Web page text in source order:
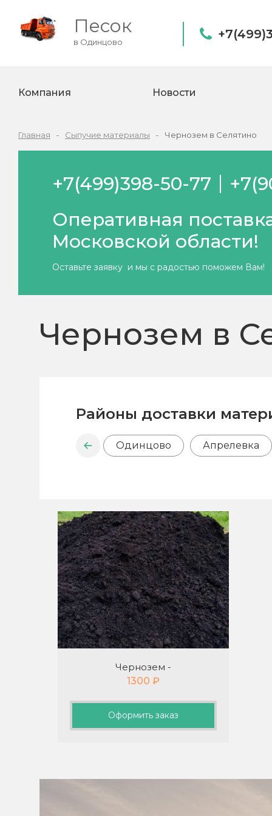
Песок
в Одинцово
Компания Новости
Главная Сыпучие материалы Чернозем в Селятино
+7(499)398-50-77
Оперативная
Московской области!
Оставьте заявку и мы с радостью поможем Вам!
Чернозем в
Районы доставки
Одинцово Апрелевка
Чернозем -
1300 ₽
Оформить заказ